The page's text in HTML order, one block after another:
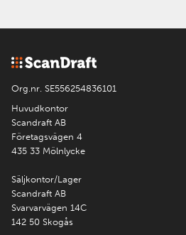
Org.nr. SE556254836101
Huvudkontor
Scandraft AB
Företagsvägen 4
435 33 Mölnlycke
Säljkontor/Lager
Scandraft AB
Svarvarvägen 14C
142 50 Skogås